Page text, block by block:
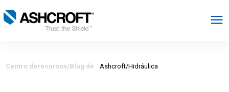
Centro derecursos/Blog de Ashcroft/Hidráulica